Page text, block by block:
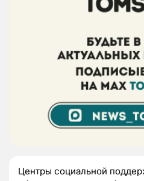
Центры социальной